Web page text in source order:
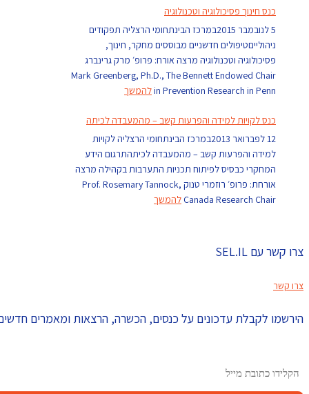
כנס חינוך פסיכולוגיה וטכנולוגיה
5 לנובמבר 2015במרכז הבינתחומי הרצליה תפקודים
ניהולייםטיפולים חדשניים מבוססים מחקר, חינוך,
פסיכולוגיה וטכנולוגיה מרצה אורח: פרופ׳ מרק גרינברג
Mark Greenberg, Ph.D., The Bennett Endowed Chair
in Prevention Research in Pennלהמשך
כנס לקויות למידה והפרעות קשב – מהמעבדה לכיתה
12 לפברואר 2013במרכז הבינתחומי הרצליה לקויות
למידה והפרעות קשב – מהמעבדה לכיתהתרגום הידע
המחקרי כבסיס לפיתוח תכניות התערבות בקהילה מרצה
אורחת: פרופ׳ רוזמרי טנוק Prof. Rosemary Tannock,
Canada Research Chair להמשך
צרו קשר עם SEL.IL
צרו קשר
הירשמו לקבלת עדכונים על כנסים, הכשרה, הרצאות ומאמרים חדשים